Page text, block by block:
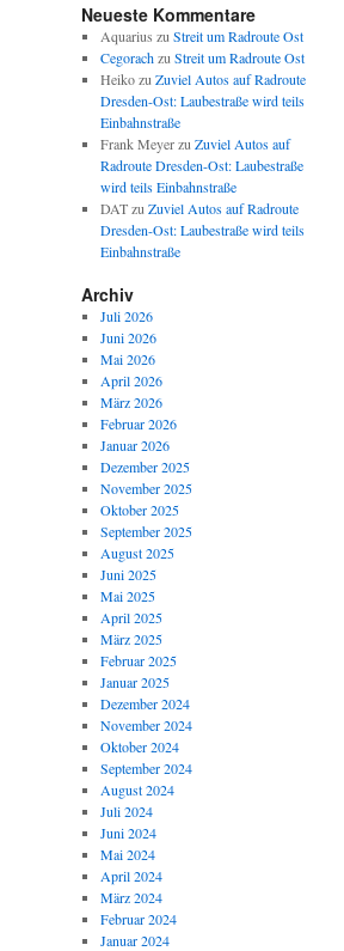
Neueste Kommentare
Aquarius zu Streit um Radroute Ost
Cegorachzu Streit um Radroute Ost
Heikozu Zuviel Autos auf Radroute
Dresden-Ost: Laubestraße wird teils
Einbahnstraße
Frank Meyerzu Zuviel Autos auf
Radroute Dresden-Ost: Laubestraße
wird teils Einbahnstraße
DATzu Zuviel Autos auf Radroute
Dresden-Ost: Laubestraße wird teils
Einbahnstraße
Archiv
Juli 2026
Juni 2026
Mai 2026
April 2026
März 2026
Februar 2026
Januar 2026
Dezember 2025
November 2025
Oktober 2025
September 2025
August 2025
Juni 2025
Mai 2025
April 2025
März 2025
Februar 2025
Januar 2025
Dezember 2024
November 2024
Oktober 2024
September 2024
August 2024
Juli 2024
Juni 2024
Mai 2024
April 2024
März 2024
Februar 2024
Januar 2024